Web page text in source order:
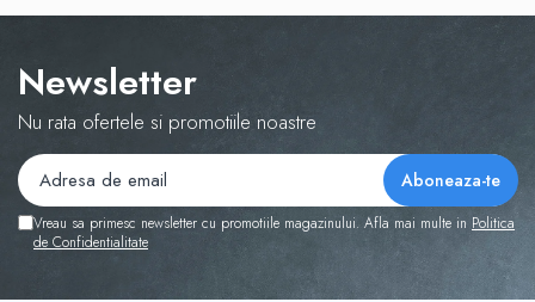
beneficiezi de un produs durabil, estetic și extrem de practic. *
Newsletter
Nu rata ofertele si promotiile noastre
Vreau sa primesc newsletter cu promotiile magazinului. Afla mai multe in Politica
de Confidentialitate